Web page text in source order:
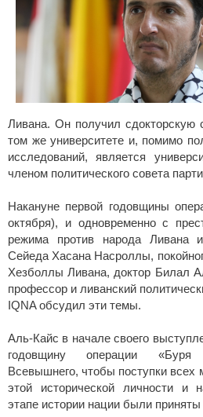
Ливана. Он получил сдокторскую
том же университете и, помимо
исследований, является
членом политического совета
Накануне первой годовщины
октября), и одновременно с
режима против народа Ливана
Сейеда Хасана Насроллы,
Хезболлы Ливана, доктор Билал
профессор и ливанский
IQNA обсудил эти темы.
Аль-Кайс в начале своего
годовщину операции «Буря
Всевышнего, чтобы поступки всех
этой исторической личности и
этапе истории нации были